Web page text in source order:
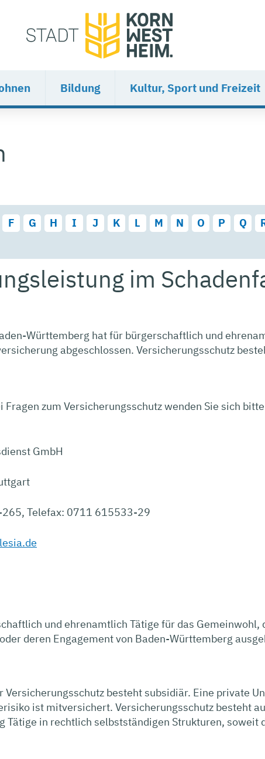
Bildung Kultur, Sport und Freizeit
F G H I J K L M N O P Q
im
Württemberg hat für bürgerschaftlich und
abgeschlossen. Versicherungsschutz
Fragen zum Versicherungsschutz wenden Sie sich
GmbH
Telefax: 0711 615533-29
und ehrenamtlich Tätige für das Gemeinwohl,
deren Engagement von Baden-Württemberg
Versicherungsschutz besteht subsidiär. Eine private
ist mitversichert. Versicherungsschutz besteht
in rechtlich selbstständigen Strukturen, soweit